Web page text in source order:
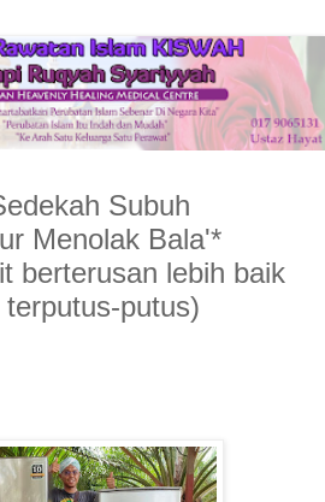
Subuh
Menolak Bala'*
berterusan lebih baik
putus)